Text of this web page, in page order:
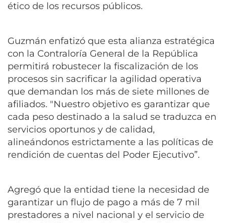
ético de los recursos públicos.
Guzmán enfatizó que esta alianza estratégica
con la Contraloría General de la República
permitirá robustecer la fiscalización de los
procesos sin sacrificar la agilidad operativa
que demandan los más de siete millones de
afiliados. "Nuestro objetivo es garantizar que
cada peso destinado a la salud se traduzca en
servicios oportunos y de calidad,
alineándonos estrictamente a las políticas de
rendición de cuentas del Poder Ejecutivo”.
Agregó que la entidad tiene la necesidad de
garantizar un flujo de pago a más de 7 mil
prestadores a nivel nacional y el servicio de